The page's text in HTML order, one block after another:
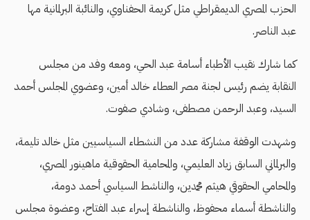
الحزب المصري الديمقراطي مثل كريمة الحفناوي، والنائبة البرلمانية مها
عبد الناصر.
كما شارك نقيب الأطباء أسامة عبد الحي، ومعه وفد من مجلس
النقابة يضم رئيس لجنة مصر العطاء خالد أمين، وعضوي المجلس أحمد
السيد، وعبد الرحمن مصطفى، وشادي صفوت.
وشهدت الوقفة مشاركة عدد من النشطاء السياسيين مثل خالد تليمة،
والبرلماني السابق زياد العليمي، والمحامية الحقوقية ماهينور المصري،
والمحامي الحقوقي هيثم محمدين، والناشط السياسي أحمد دومة،
والناشطة أسماء محفوظ، والناشطة إسراء عبد الفتاح، وعضوة مجلس